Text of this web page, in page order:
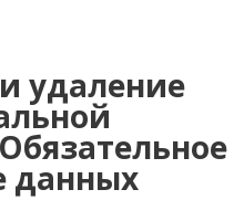
удаление
данных